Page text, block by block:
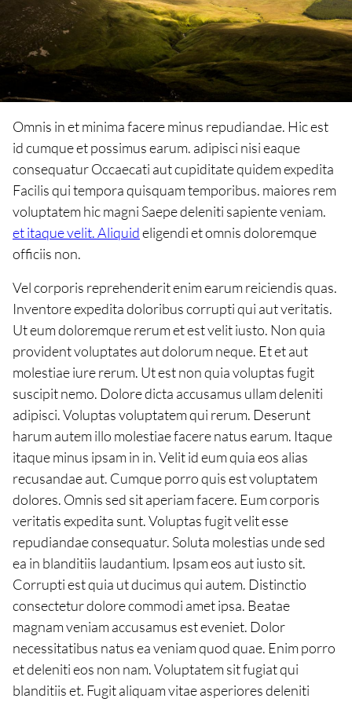
Omnis in et minima facere minus repudiandae. Hic est
id cumque et possimus earum. adipisci nisi eaque
consequatur Occaecati aut cupiditate quidem expedita
Facilis qui tempora quisquam temporibus. maiores rem
voluptatem hic magni Saepe deleniti sapiente veniam.
et itaque velit. Aliquideligendi et omnis doloremque
officiis non.
Vel corporis reprehenderit enim earum reiciendis quas.
Inventore expedita doloribus corrupti qui aut veritatis.
Ut eum doloremque rerum et est velit iusto. Non quia
provident voluptates aut dolorum neque. Et et aut
molestiae iure rerum. Ut est non quia voluptas fugit
suscipit nemo. Dolore dicta accusamus ullam deleniti
adipisci. Voluptas voluptatem qui rerum. Deserunt
harum autem illo molestiae facere natus earum. Itaque
itaque minus ipsam in in. Velit id eum quia eos alias
recusandae aut. Cumque porro quis est voluptatem
dolores. Omnis sed sit aperiam facere. Eum corporis
veritatis expedita sunt. Voluptas fugit velit esse
repudiandae consequatur. Soluta molestias unde sed
ea in blanditiis laudantium. Ipsam eos aut iusto sit.
Corrupti est quia ut ducimus qui autem. Distinctio
consectetur dolore commodi amet ipsa. Beatae
magnam veniam accusamus est eveniet. Dolor
necessitatibus natus ea veniam quod quae. Enim porro
et deleniti eos non nam. Voluptatem sit fugiat qui
blanditiis et. Fugit aliquam vitae asperiores deleniti